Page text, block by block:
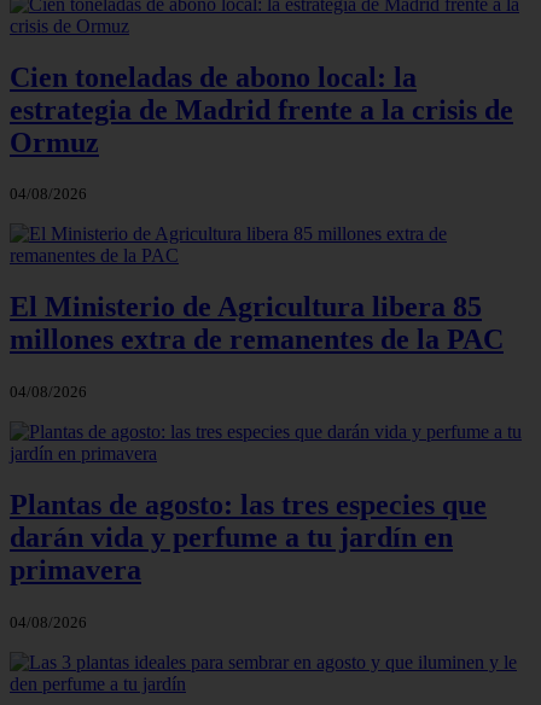
Cien toneladas de abono local: la
estrategia de Madrid frente a la crisis de
Ormuz
04/08/2026
El Ministerio de Agricultura libera 85
millones extra de remanentes de la PAC
04/08/2026
Plantas de agosto: las tres especies que
darán vida y perfume a tu jardín en
primavera
04/08/2026